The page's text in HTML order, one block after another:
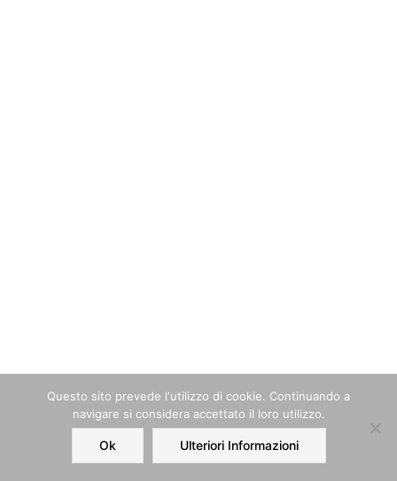
Home Order Account
Questo sito prevede l‘utilizzo di cookie. Continuando a
navigare si considera accettato il loro utilizzo.
Ok Ulteriori Informazioni